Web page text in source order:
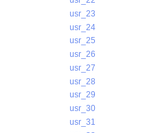
usr_23
usr_24
usr_25
usr_26
usr_27
usr_28
usr_29
usr_30
usr_31